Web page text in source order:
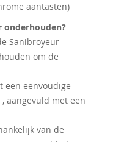
aantasten)
onderhouden?
Sanibroyeur
om de
een eenvoudige
aangevuld met een
van de